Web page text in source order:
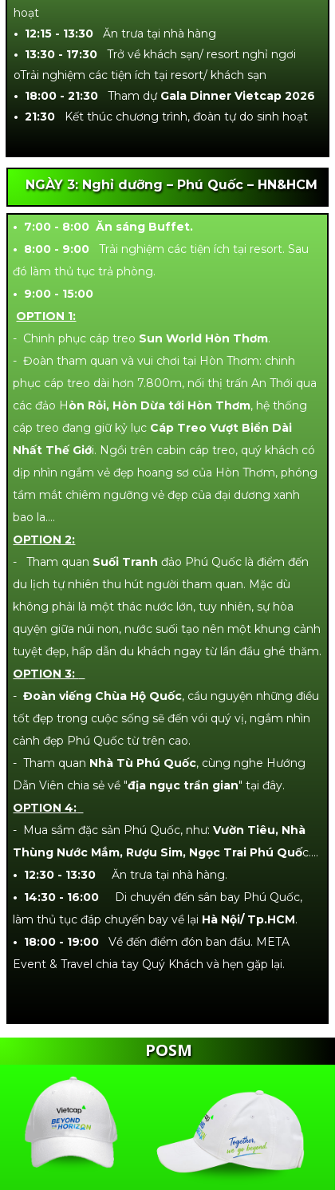
hoạt
• 12:15 - 13:30Ăn trưa tại nhà hàng
• 13:30 - 17:30Trở về khách sạn/ resort nghỉ ngơi
oTrải nghiệm các tiện ích tại resort/ khách sạn
• 18:00 - 21:30Tham dựGala Dinner Vietcap 2026
• 21:30Kết thúc chương trình, đoàn tự do sinh hoạt
NGÀY 3: Nghỉ dưỡng – Phú Quốc – HN&HCM
• 7:00 - 8:00 Ăn sáng Buffet.
• 8:00 - 9:00 Trải nghiệm các tiện ích tại resort. Sau
đó làm thủ tục trả phòng.
• 9:00 - 15:00
OPTION 1:
- Chinh phục cáp treo Sun World Hòn Thơm.
- Đoàn tham quan và vui chơi tại Hòn Thơm: chinh
phục cáp treo dài hơn 7.800m, nối thị trấn An Thới qua
các đảo Hòn Rỏi, Hòn Dừa tới Hòn Thơm, hệ thống
cáp treo đang giữ kỷ lục Cáp Treo Vượt Biển Dài
Nhất Thế Giới. Ngồi trên cabin cáp treo, quý khách có
dịp nhìn ngắm vẻ đẹp hoang sơ của Hòn Thơm, phóng
tầm mắt chiêm ngưỡng vẻ đẹp của đại dương xanh
bao la….
OPTION 2:
- Tham quan Suối Tranh đảo Phú Quốc là điểm đến
du lịch tự nhiên thu hút người tham quan. Mặc dù
không phải là một thác nước lớn, tuy nhiên, sự hòa
quyện giữa núi non, nước suối tạo nên một khung cảnh
tuyệt đẹp, hấp dẫn du khách ngay từ lần đầu ghé thăm.
OPTION 3:
-Đoàn viếng Chùa Hộ Quốc, cầu nguyện những điều
tốt đẹp trong cuộc sống sẽ đến vói quý vị, ngắm nhìn
cảnh đẹp Phú Quốc từ trên cao.
- Tham quan Nhà Tù Phú Quốc, cùng nghe Hướng
Dẫn Viên chia sẻ về "địa ngục trần gian" tại đây.
OPTION 4:
- Mua sắm đặc sản Phú Quốc, như:Vườn Tiêu, Nhà
Thùng Nước Mắm, Rượu Sim, Ngọc Trai Phú Quốc….
• 12:30 - 13:30
Ăn trưa tại nhà hàng.
• 14:30 - 16:00
Di chuyển đến sân bay Phú Quốc,
làm thủ tục đáp chuyến bay về lại Hà Nội/ Tp.HCM.
• 18:00 - 19:00 Về đến điểm đón ban đầu. META
Event & Travel chia tay Quý Khách và hẹn gặp lại.
POSM